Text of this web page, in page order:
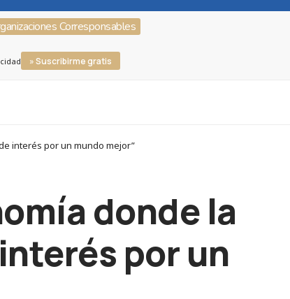
Corresponsables
» Suscribirme gratis
interés por un mundo mejor”
donde la
por un